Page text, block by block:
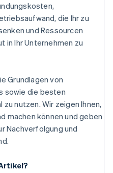
plus
im Wert von 50.000
die Ihr zu
und Ressourcen
in Ihr Unternehmen zu
Grundlagen von
sowie die besten
nutzen. Wir zeigen Ihnen,
machen können und geben
Nachverfolgung und